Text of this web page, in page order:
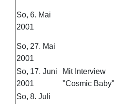
So, 6. Mai
2001
So, 27. Mai
2001
So, 17. Juni
2001
Mit Interview
"Cosmic Baby"
So, 8. Juli